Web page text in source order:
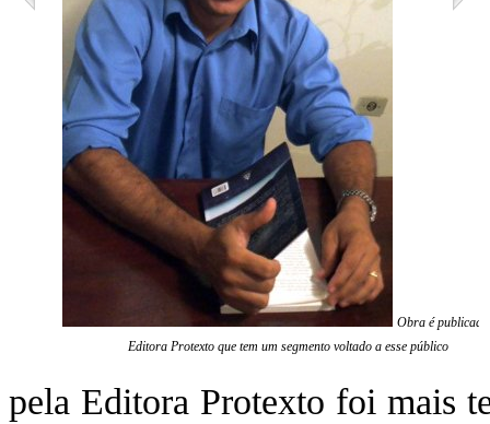
Obra é
Editora Protexto que tem um segmento voltado a esse público
pela Editora Protexto foi mais